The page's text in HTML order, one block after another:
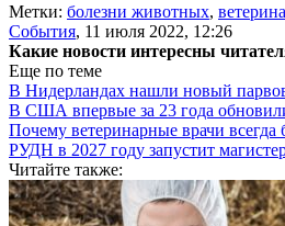
Метки: болезни животных,
События, 11 июля 2022, 12:26
Какие новости интересны
Еще по теме
В Нидерландах нашли новый
В США впервые за 23 года
Почему ветеринарные врачи
РУДН в 2027 году запустит
Читайте также: